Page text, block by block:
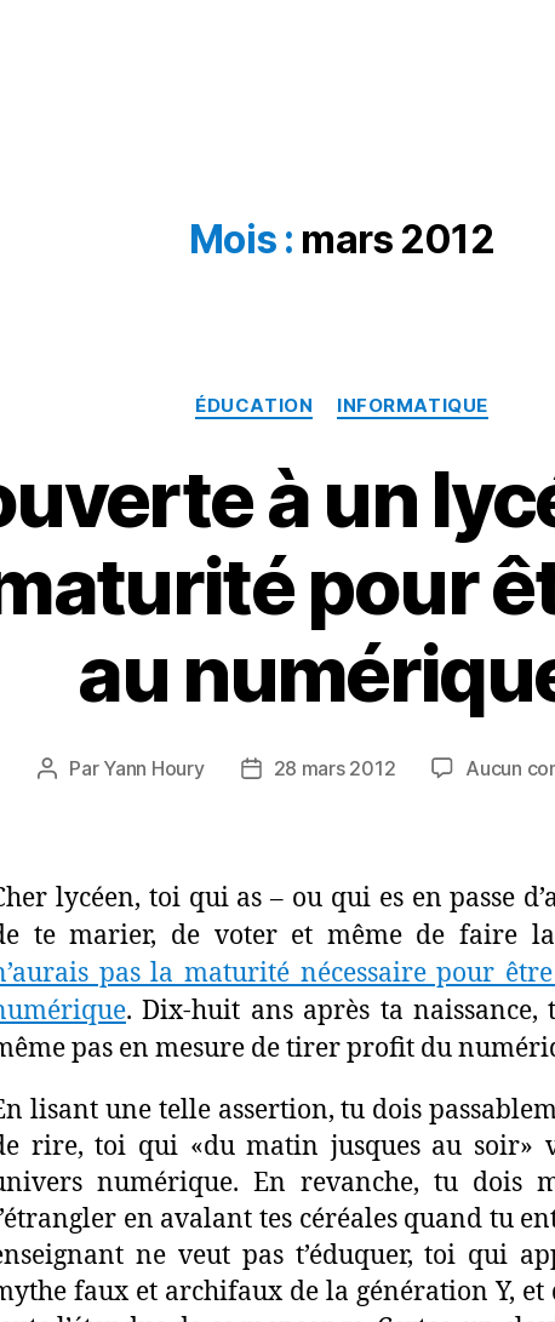
Mois : mars 2012
Catégories
ÉDUCATION INFORMATIQUE
à un
pour
au
Auteur
Par Yann Houry
Date28 mars 2012 Aucun
lycéen, toi qui as – ou qui es en passe
te marier, de voter et même de faire
pas la maturité nécessaire pour
. Dix-huit ans après ta naissance,
pas en mesure de tirer profit du
lisant une telle assertion, tu dois
rire, toi qui «du matin jusques au soir»
numérique. En revanche, tu dois
en avalant tes céréales quand tu
ne veut pas t’éduquer, toi qui
faux et archifaux de la génération Y, et